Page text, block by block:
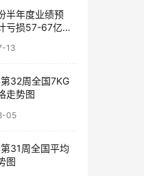
半年度业绩预
亏损57-67亿
13
32周全国7KG
走势图
05
31周全国平均
图